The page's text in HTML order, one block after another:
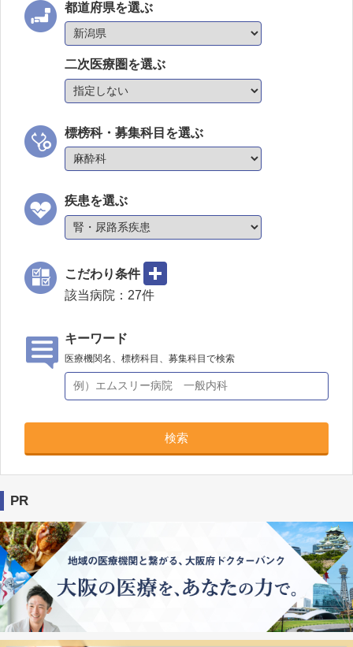
都道府県を選ぶ
二次医療圏を選ぶ
標榜科・募集科目を選ぶ
疾患を選ぶ
こだわり条件
該当病院： 27件
キーワード
医療機関名、標榜科目、募集科目で検索
検索
PR